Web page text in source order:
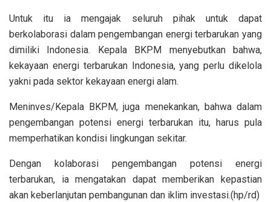
Untuk itu ia mengajak seluruh pihak untuk dapat
berkolaborasi dalam pengembangan energi terbarukan yang
dimiliki Indonesia. Kepala BKPM menyebutkan bahwa,
kekayaan energi terbarukan Indonesia, yang perlu dikelola
yakni pada sektor kekayaan energi alam.
Meninves/Kepala BKPM, juga menekankan, bahwa dalam
pengembangan potensi energi terbarukan itu, harus pula
memperhatikan kondisi lingkungan sekitar.
Dengan kolaborasi pengembangan potensi energi
terbarukan, ia mengatakan dapat memberikan kepastian
akan keberlanjutan pembangunan dan iklim investasi.(hp/rd)